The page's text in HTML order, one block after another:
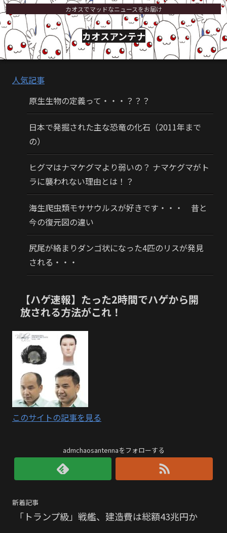
カオスでマッドなニュースをお届け
カオスアンテナ
人気記事
原生生物の定義って・・・？？？
日本で発掘された主な恐竜の化石（2011年まで
の）
ヒグマはナマケグマより弱いの？ ナマケグマがト
ラに襲われない理由とは！？
海生爬虫類モササウルスが好きです・・・ 昔と
今の復元図の違い
尻尾が絡まりダンゴ状になった4匹のリスが発見
される・・・
【ハゲ速報】たった2時間でハゲから開
放される方法がこれ！
このサイトの記事を見る
admchaosantennaをフォローする
新着記事
「トランプ級」戦艦、建造費は総額43兆円か